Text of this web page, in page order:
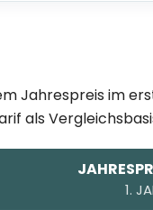
Jahrespreis im
als
1.